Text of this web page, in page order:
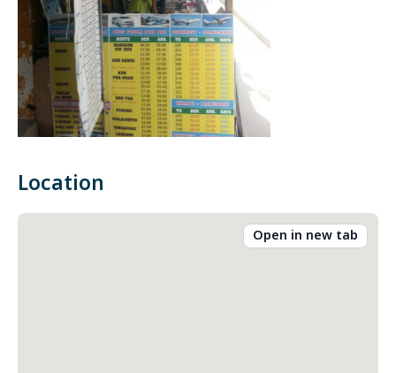
Location
Open in new tab